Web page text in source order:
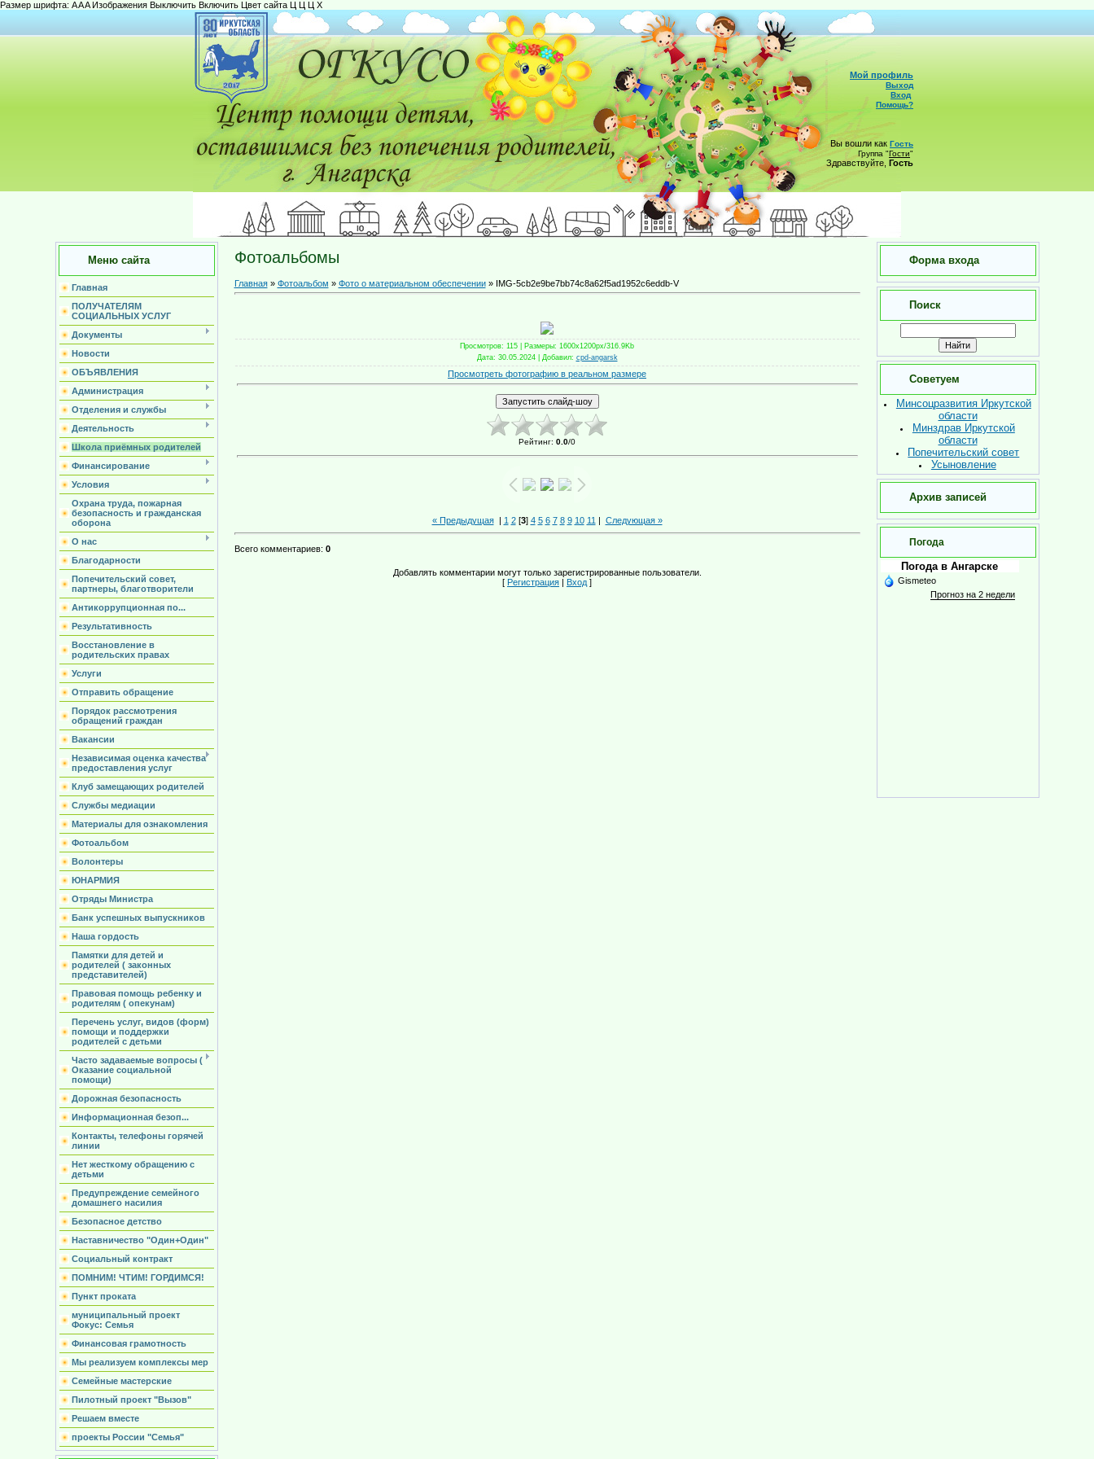
Размер шрифта: AAAИзображения Выключить Включить Цвет сайта Ц Ц Ц Х
Мой профиль
Выход
Вход
Помощь?
Вы вошли как Гость
Группа "Гости"
Здравствуйте, Гость
Меню сайта
Главная
ПОЛУЧАТЕЛЯМ
СОЦИАЛЬНЫХ УСЛУГ
Документы
Новости
ОБЪЯВЛЕНИЯ
Администрация
Отделения и службы
Деятельность
Школа приёмных родителей
Финансирование
Условия
Охрана труда, пожарная
безопасность и гражданская
оборона
О нас
Благодарности
Попечительский совет,
партнеры, благотворители
Антикоррупционная по...
Результативность
Восстановление в
родительских правах
Услуги
Отправить обращение
Порядок рассмотрения
обращений граждан
Вакансии
Независимая оценка качества
предоставления услуг
Клуб замещающих родителей
Службы медиации
Материалы для ознакомления
Фотоальбом
Волонтеры
ЮНАРМИЯ
Отряды Министра
Банк успешных выпускников
Наша гордость
Памятки для детей и
родителей ( законных
представителей)
Правовая помощь ребенку и
родителям ( опекунам)
Перечень услуг, видов (форм)
помощи и поддержки
родителей с детьми
Часто задаваемые вопросы (
Оказание социальной
помощи)
Дорожная безопасность
Информационная безоп...
Контакты, телефоны горячей
линии
Нет жесткому обращению с
детьми
Предупреждение семейного
домашнего насилия
Безопасное детство
Наставничество "Один+Один"
Социальный контракт
ПОМНИМ! ЧТИМ! ГОРДИМСЯ!
Пункт проката
муниципальный проект
Фокус: Семья
Финансовая грамотность
Мы реализуем комплексы мер
Семейные мастерские
Пилотный проект "Вызов"
Решаем вместе
проекты России "Семья"
Фотоальбомы
Главная» Фотоальбом » Фото о материальном обеспечении» IMG-5cb2e9be7bb74c8a62f5ad1952c6eddb-V
Просмотров: 115 | Размеры: 1600x1200px/316.9Kb
Дата: 30.05.2024 | Добавил: cpd-angarsk
Просмотреть фотографию в реальном размере
Рейтинг: 0.0/0
« Предыдущая| 1 2[3] 4 5 6 7 8 9 10 11| Следующая »
Всего комментариев: 0
Добавлять комментарии могут только зарегистрированные пользователи.
[ Регистрация | Вход ]
Форма входа
Поиск
Советуем
Минсоцразвития Иркутской
области
Минздрав Иркутской
области
Попечительский совет
Усыновление
Архив записей
Погода
Погода в Ангарске
Gismeteo
Прогноз на 2 недели